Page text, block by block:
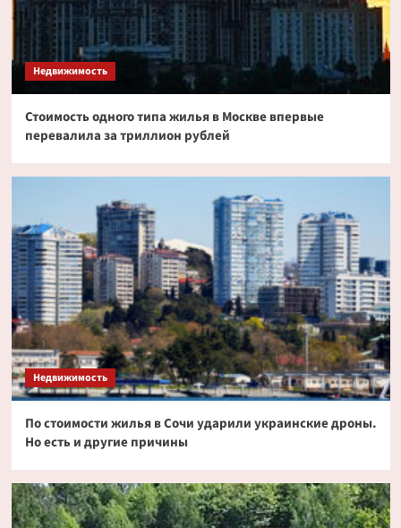
Недвижимость
Стоимость одного типа жилья в Москве впервые
перевалила за триллион рублей
Недвижимость
По стоимости жилья в Сочи ударили украинские дроны.
Но есть и другие причины